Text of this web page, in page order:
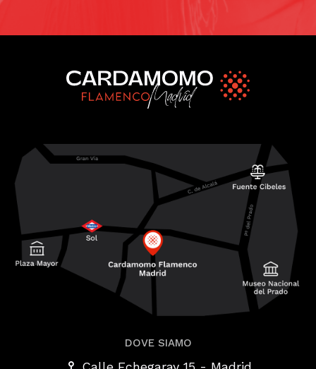
DOVE SIAMO
-